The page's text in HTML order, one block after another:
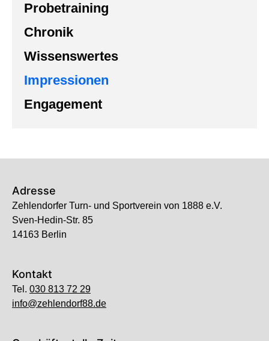
Probetraining
Chronik
Wissenswertes
Impressionen
Engagement
Adresse
Zehlendorfer Turn- und Sportverein von 1888 e.V.
Sven-Hedin-Str. 85
14163 Berlin
Kontakt
Tel. 030 813 72 29
info@zehlendorf88.de